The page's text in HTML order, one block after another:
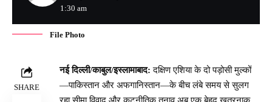
1:30 am
File Photo
SHARE
नई दिल्ली/काबुल/इस्लामाबाद: दक्षिण एशिया के दो पड़ोसी मुल्कों
—पाकिस्तान और अफगानिस्तान—के बीच लंबे समय से सुलग
रहा सीमा विवाद और कूटनीतिक तनाव अब एक बेहद खतरनाक